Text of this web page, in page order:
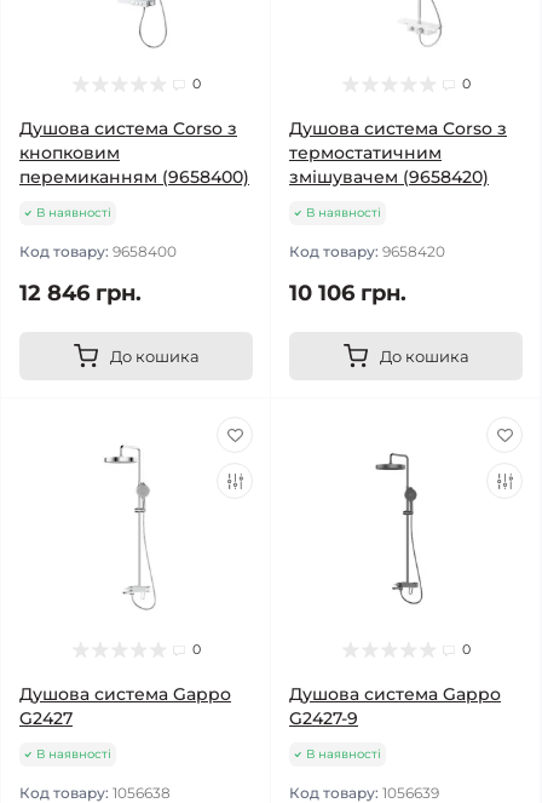
0
Душова система Corso з
кнопковим
перемиканням (9658400)
В наявності
Код товару: 9658400
12 846 грн.
До кошика
0
Душова система Corso з
термостатичним
змішувачем (9658420)
В наявності
Код товару: 9658420
10 106 грн.
До кошика
0
Душова система Gappo
G2427
В наявності
Код товару: 1056638
0
Душова система Gappo
G2427-9
В наявності
Код товару: 1056639